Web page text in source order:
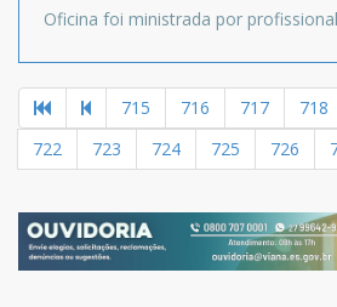
Oficina foi ministrada por
715 716 717 718
722
723 724 725 726